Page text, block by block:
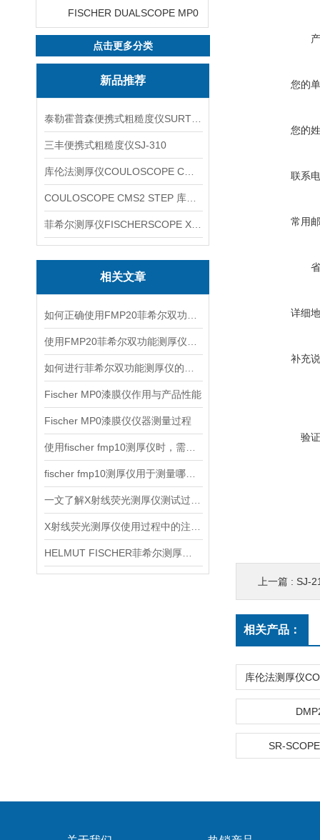
FISCHER DUALSCOPE MP0
点击更多分类
新品推荐
三丰便携式粗糙度仪SJ-310
相关文章
Fischer MP0漆膜仪作用与产品性能
Fischer MP0漆膜仪仪器测量过程
您的
您的
联系
常用
详细
补充
验
上一篇 : SJ-
相关产品：
SR-